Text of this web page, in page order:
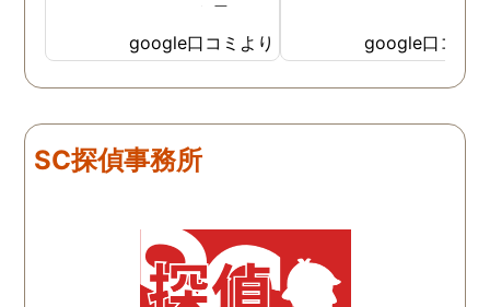
て、ここならという思いで
依頼しました。代表さんが
私と一緒に戦ってくれてる
感じがして、心強かったで
現在離婚調停中です。弁護
士さんも紹介してもらえて
google口コミより google口コミ
SC探偵事務所